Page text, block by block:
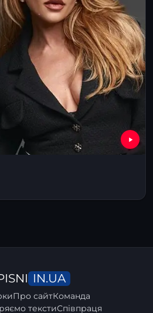
IN.UA
Про сайтКоманда
текстиСпівпраця